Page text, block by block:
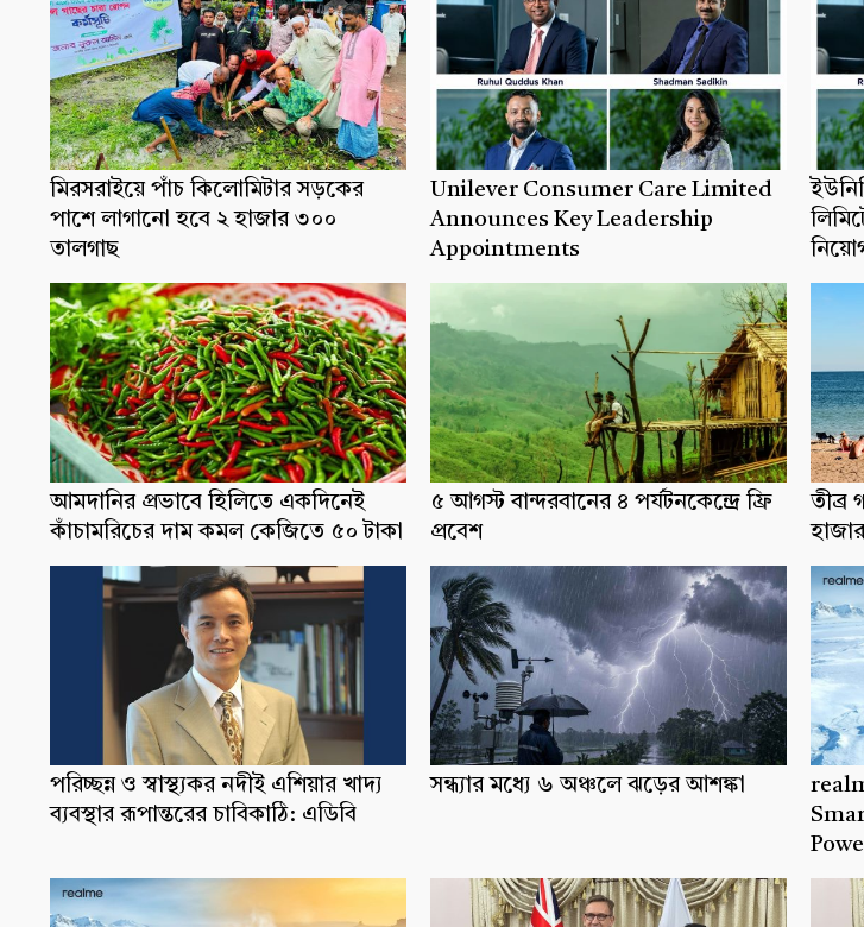
মিরসরাইয়ে পাঁচ কিলোমিটার সড়কের
পাশে লাগানো হবে ২ হাজার ৩০০
তালগাছ
Unilever Consumer Care Limited
Announces Key Leadership
Appointments
আমদানির প্রভাবে হিলিতে একদিনেই
কাঁচামরিচের দাম কমল কেজিতে ৫০ টাকা
৫ আগস্ট বান্দরবানের ৪ পর্যটনকেন্দ্রে ফ্রি
প্রবেশ
তীব্র
পরিচ্ছন্ন ও স্বাস্থ্যকর নদীই এশিয়ার খাদ্য
ব্যবস্থার রূপান্তরের চাবিকাঠি: এডিবি
সন্ধ্যার মধ্যে ৬ অঞ্চলে ঝড়ের আশঙ্কা